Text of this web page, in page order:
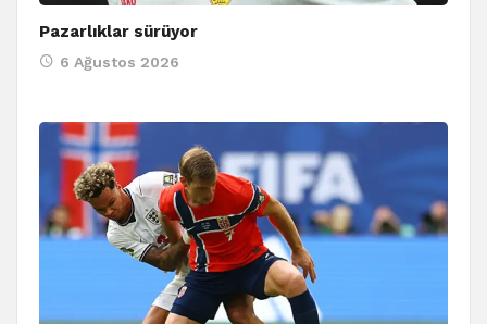
Pazarlıklar sürüyor
6 Ağustos 2026